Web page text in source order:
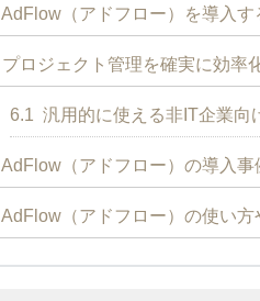
AdFlow（アドフロー）を導入す
プロジェクト管理を確実に効率
6.1 汎用的に使える非IT企業向
AdFlow（アドフロー）の導入事
AdFlow（アドフロー）の使い